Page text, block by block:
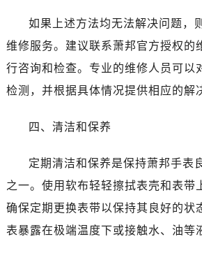
如果上述方法均无法解决问题，
维修服务。建议联系萧邦官方授权的
行咨询和检查。专业的维修人员可以
检测，并根据具体情况提供相应的解
四、清洁和保养
定期清洁和保养是保持萧邦手表
之一。使用软布轻轻擦拭表壳和表带
确保定期更换表带以保持其良好的状
表暴露在极端温度下或接触水、油等